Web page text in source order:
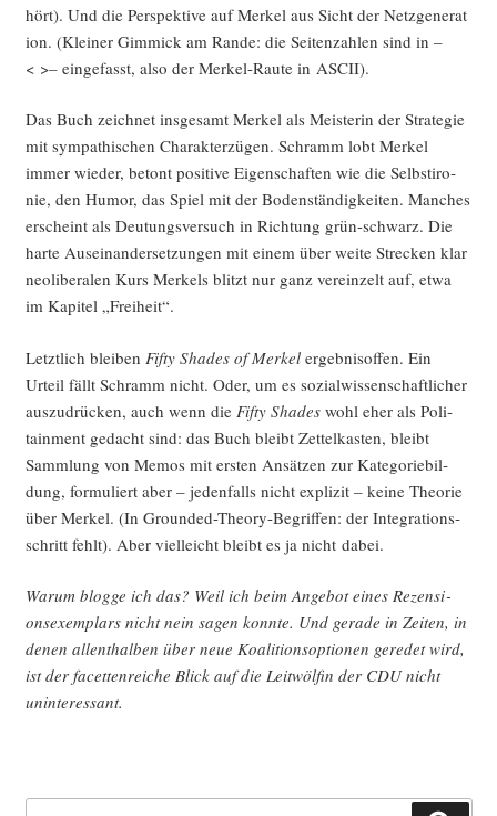
hört). Und die Per­spek­ti­ve auf Mer­kel aus Sicht der Netz­ge­ne­ra­t
i­on. (Klei­ner Gim­mick am Ran­de: die Sei­ten­zah­len sind in –
< >– ein­ge­fasst, also der Mer­kel-Rau­te in ASCII).
Das Buch zeich­net ins­ge­samt Mer­kel als Meis­te­rin der Stra­te­gie
mit sym­pa­thi­schen Cha­rak­ter­zü­gen. Schramm lobt Mer­kel
immer wie­der, betont posi­ti­ve Eigen­schaf­ten wie die Selbst­iro­
nie, den Humor, das Spiel mit der Boden­stän­dig­kei­ten. Man­ches
erscheint als Deu­tungs­ver­such in Rich­tung grün-schwarz. Die
har­te Aus­ein­an­der­set­zun­gen mit einem über wei­te Stre­cken klar
neo­li­be­ra­len Kurs Mer­kels blitzt nur ganz ver­ein­zelt auf, etwa
im Kapi­tel „Frei­heit“.
Letzt­lich blei­ben Fif­ty Shades of Mer­kelergeb­nis­of­fen. Ein
Urteil fällt Schramm nicht. Oder, um es sozi­al­wis­sen­schaft­li­cher
aus­zu­drü­cken, auch wenn die Fif­ty Shadeswohl eher als Poli­
tain­ment gedacht sind: das Buch bleibt Zet­tel­kas­ten, bleibt
Samm­lung von Memos mit ers­ten Ansät­zen zur Kate­go­rie­bil­
dung, for­mu­liert aber – jeden­falls nicht expli­zit – kei­ne Theo­rie
über Mer­kel. (In Groun­ded-Theo­ry-Begrif­fen: der Inte­gra­ti­ons­
schritt fehlt). Aber viel­leicht bleibt es ja nicht dabei.
War­um blog­ge ich das? Weil ich beim Ange­bot eines Rezen­si­
ons­exem­plars nicht nein sagen konn­te. Und gera­de in Zei­ten, in
denen allent­hal­ben über neue Koali­ti­ons­op­tio­nen gere­det wird,
ist der facet­ten­rei­che Blick auf die Leit­wöl­fin der CDU nicht
uninteressant.